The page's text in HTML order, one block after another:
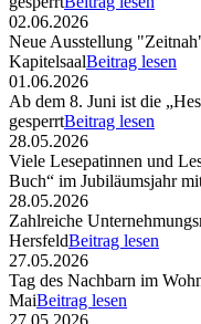
02.06.2026
Neue Ausstellung
KapitelsaalBeitrag lesen
01.06.2026
Ab dem 8. Juni ist die
gesperrtBeitrag lesen
28.05.2026
Viele Lesepatinnen und
Buch“ im Jubiläumsjahr
28.05.2026
Zahlreiche
HersfeldBeitrag lesen
27.05.2026
Tag des Nachbarn im
MaiBeitrag lesen